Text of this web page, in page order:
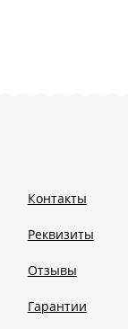
Контакты
Реквизиты
Отзывы
Гарантии